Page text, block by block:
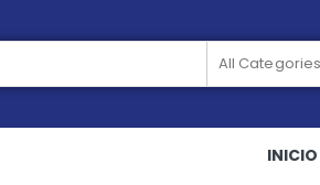
All Categories
INICIO